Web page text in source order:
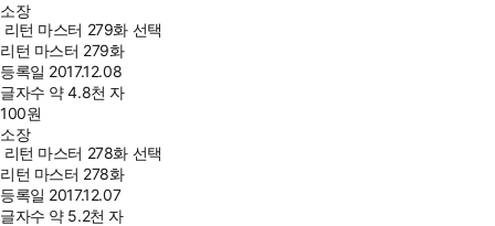
소장
리턴 마스터 279화 선택
리턴 마스터 279화
등록일 2017.12.08
글자수 약 4.8천 자
100원
소장
리턴 마스터 278화 선택
리턴 마스터 278화
등록일 2017.12.07
글자수 약 5.2천 자